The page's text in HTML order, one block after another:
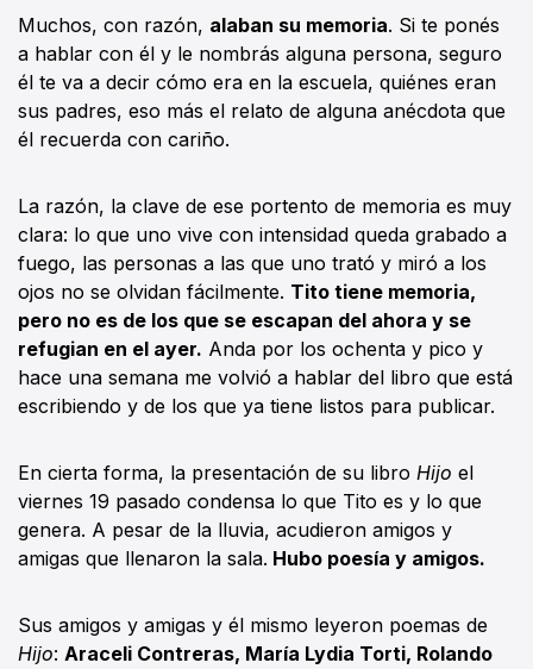
Muchos, con razón, alaban su memoria. Si te ponés
a hablar con él y le nombrás alguna persona, seguro
él te va a decir cómo era en la escuela, quiénes eran
sus padres, eso más el relato de alguna anécdota que
él recuerda con cariño.
La razón, la clave de ese portento de memoria es muy
clara: lo que uno vive con intensidad queda grabado a
fuego, las personas a las que uno trató y miró a los
ojos no se olvidan fácilmente. Tito tiene memoria,
pero no es de los que se escapan del ahora y se
refugian en el ayer. Anda por los ochenta y pico y
hace una semana me volvió a hablar del libro que está
escribiendo y de los que ya tiene listos para publicar.
En cierta forma, la presentación de su libro Hijo el
viernes 19 pasado condensa lo que Tito es y lo que
genera. A pesar de la lluvia, acudieron amigos y
amigas que llenaron la sala. Hubo poesía y amigos.
Sus amigos y amigas y él mismo leyeron poemas de
Hijo: Araceli Contreras, María Lydia Torti, Rolando